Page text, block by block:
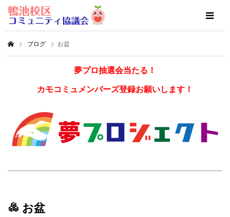
ブログ お盆
夢プロ抽選会当たる！
カモコミュメンバーズ登録お願いします！
お盆